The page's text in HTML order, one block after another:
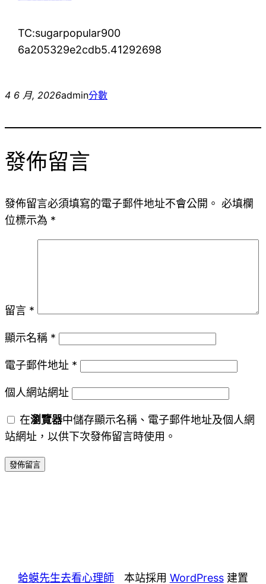
TC:sugarpopular900
6a205329e2cdb5.41292698
4 6 月, 2026admin分數
發佈留言
發佈留言必須填寫的電子郵件地址不會公開。 必填欄
位標示為 *
留言 *
顯示名稱 *
電子郵件地址 *
個人網站網址
在瀏覽器中儲存顯示名稱、電子郵件地址及個人網
站網址，以供下次發佈留言時使用。
蛤蟆先生去看心理師 本站採用 WordPress建置